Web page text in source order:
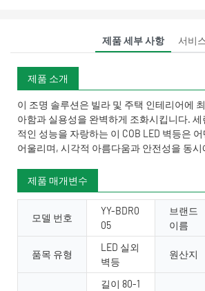
제품 세부 사항 서비
제품 소개
이 조명 솔루션은 빌라 및 주택 인테리어에
아함과 실용성을 완벽하게 조화시킵니다.
적인 성능을 자랑하는 이 COB LED 벽등은
어울리며, 시각적 아름다움과 안전성을 동
제품 매개변수
모델 번호
YY-BDR0
05
브랜드
이름
품목 유형
LED 실외
벽등
원산지
길이 80-1